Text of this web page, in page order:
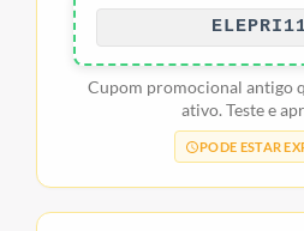
Cupom promocional antigo
ativo. Teste e
PODE ESTAR